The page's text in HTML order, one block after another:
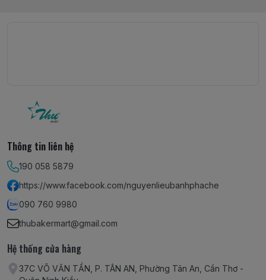
Thông tin liên hệ
190 058 5879
https://www.facebook.com/nguyenlieubanhphache
090 760 9980
thubakermart@gmail.com
Hệ thống cửa hàng
37C VÕ VĂN TẦN, P. TÂN AN, Phường Tân An, Cần Thơ -